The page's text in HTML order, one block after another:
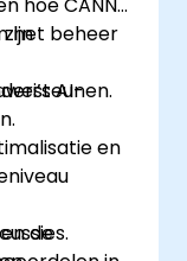
het beheer
AI-
en
de